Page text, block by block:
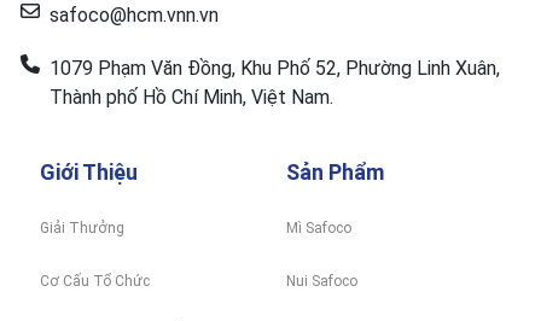
safoco@hcm.vnn.vn
1079 Phạm Văn Đồng, Khu Phố 52, Phường Linh Xuân,
Thành phố Hồ Chí Minh, Việt Nam.
Giới Thiệu
Giải Thưởng
Cơ Cấu Tổ Chức
Sản Phẩm
Mì Safoco
Nui Safoco